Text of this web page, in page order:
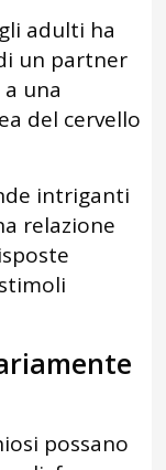
adulti ha
un partner
una
del cervello
intriganti
relazione
possano